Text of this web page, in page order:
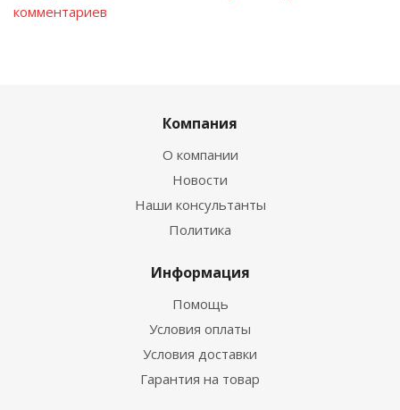
комментариев
Компания
О компании
Новости
Наши консультанты
Политика
Информация
Помощь
Условия оплаты
Условия доставки
Гарантия на товар